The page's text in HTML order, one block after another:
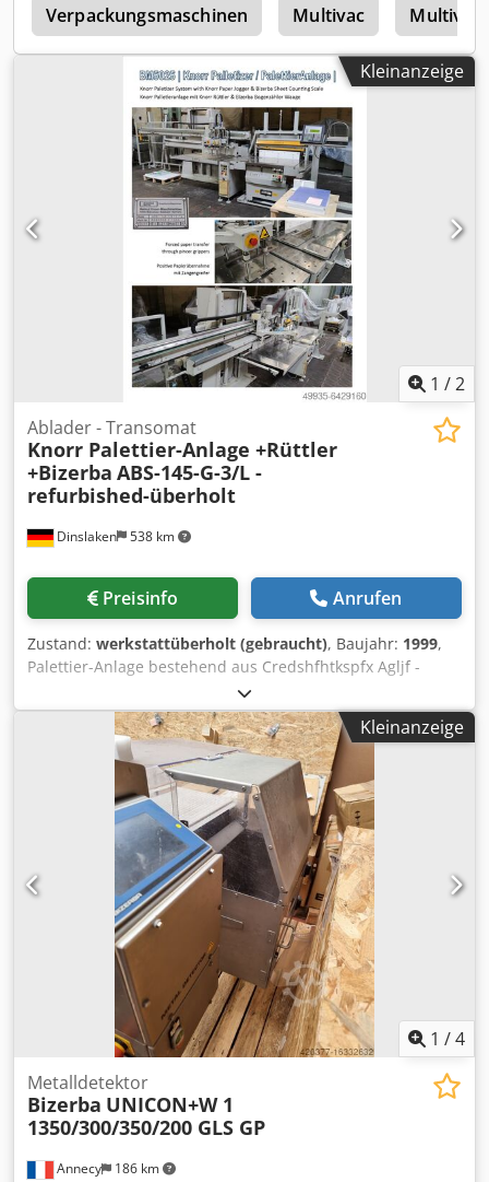
Verpackungsmaschinen Multivac Multivac
Kleinanzeige
1 /2
Dinslaken 538 km
Ablader - Transomat
Knorr Palettier-Anlage +Rüttler
+Bizerba ABS-145-G-3/L -
refurbished-überholt
Preisinfo Anrufen
Zustand: werkstattüberholt (gebraucht), Baujahr: 1999,
Palettier-Anlage bestehend aus Credshfhtkspfx Agljf -
Knorr Abpackanlage mit Zangengreifer - Knorr
Automatischer Rüttler mit Ausstreichwalze - Bizerba ITS
Industrie-Bogen-Zähl-Waage Knorr Anlage für die Abladen
und Palettierung von abgezählten Bogen Papier wird im
Rütteltisch mit Bizerba Papierwaage gezählt, im Rüttler
gerade-gestossen, mit Austreichwalze geglättet. Knorr
Ablader greift Papierstapel mit Zangengreifer und
palettiert es kantengenau auf Palette. Anlage kann aber
auch als leistungssteigernde Alternative zum Stapellift für
das Entladen Ihres Schnellschneiders eingesetzt werden,
dann links stehend.
Kleinanzeige
1 /4
Annecy 186 km
Metalldetektor
Bizerba UNICON+W 1
1350/300/350/200 GLS GP